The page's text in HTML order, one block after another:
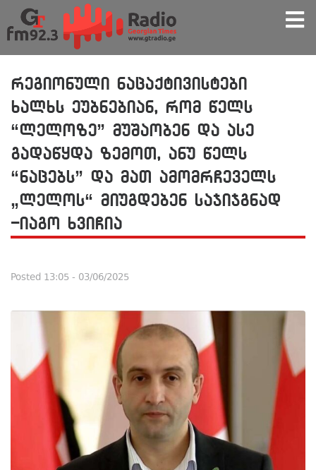
რეგიონული ნაცაქტივისტები
ხალხს ეუბნებიან, რომ წელს
“ლელოზე” მუშაობენ და ასე
გადაწყდა ზემოთ, ანუ წელს
“ნაცებს” და მათ ამომრჩეველს
„ლელოს“ მიუგდებენ საჯიჯგნად
-იაგო ხვიჩია
Posted 13:05 - 03/06/2025